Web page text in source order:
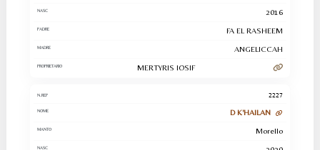
2016
FA EL RASHEEM
ANGELICCAH
MERTYRIS IOSIF
2227
D K'HAILAN
Morello